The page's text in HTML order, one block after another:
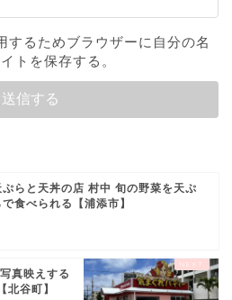
するためブラウザーに自分の名
トを保存する。
ぷらと天丼の店 村中 旬の野菜を天ぷ
で食べられる【浦添市】
真映えする
北谷町】